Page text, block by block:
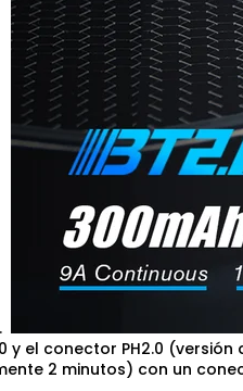
y el conector PH2.0
2 minutos) con un